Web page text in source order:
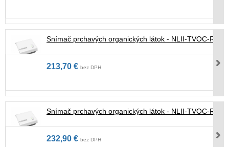
Snímač prchavých organických látok - NLII-TVOC-R
213,70 € bez DPH
Snímač prchavých organických látok - NLII-TVOC-RH
232,90 € bez DPH